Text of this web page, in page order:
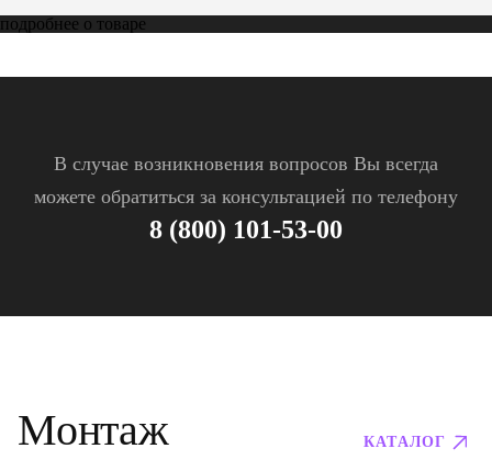
подробнее о товаре
В случае возникновения вопросов Вы всегда
можете обратиться за консультацией по телефону
8 (800) 101-53-00
Монтаж КАТАЛОГ